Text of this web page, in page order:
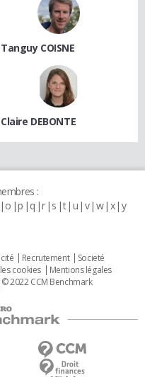
Tanguy COISNE
Claire DEBONTE
:
o p q r s t u v w x y
Recrutement
Societé
cookies
Mentions légales
© 2022 CCM Benchmark